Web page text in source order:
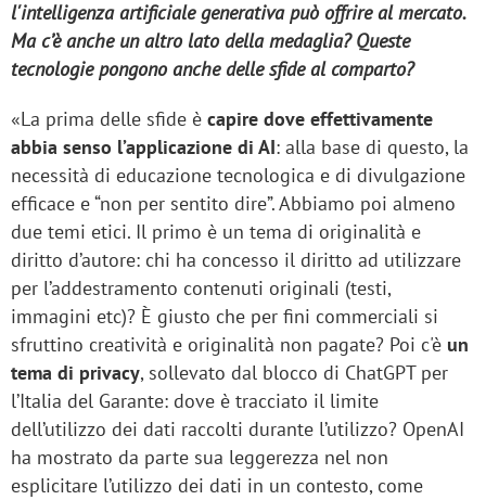
l'intelligenza artificiale generativa può offrire al mercato.
Ma c’è anche un altro lato della medaglia? Queste
tecnologie pongono anche delle sfide al comparto?
«La prima delle sfide è capire dove effettivamente
abbia senso l’applicazione di AI: alla base di questo, la
necessità di educazione tecnologica e di divulgazione
efficace e “non per sentito dire”. Abbiamo poi almeno
due temi etici. Il primo è un tema di originalità e
diritto d’autore: chi ha concesso il diritto ad utilizzare
per l’addestramento contenuti originali (testi,
immagini etc)? È giusto che per fini commerciali si
sfruttino creatività e originalità non pagate? Poi c'è un
tema di privacy, sollevato dal blocco di ChatGPT per
l’Italia del Garante: dove è tracciato il limite
dell’utilizzo dei dati raccolti durante l’utilizzo? OpenAI
ha mostrato da parte sua leggerezza nel non
esplicitare l’utilizzo dei dati in un contesto, come